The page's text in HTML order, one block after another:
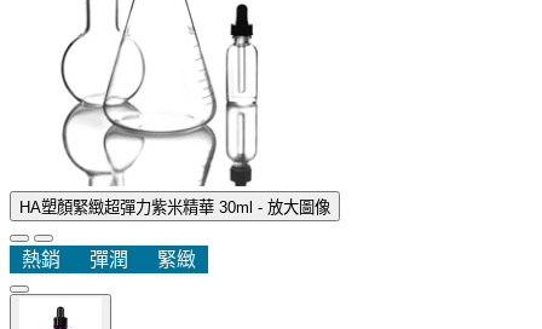
HA塑顏緊緻超彈力紫米精華 30ml - 放大圖像
熱銷 彈潤 緊緻